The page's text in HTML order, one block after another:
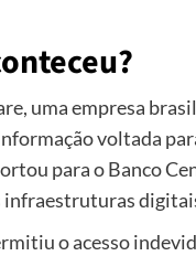
uma empresa
voltada
para o Banco
infraestruturas
o acesso